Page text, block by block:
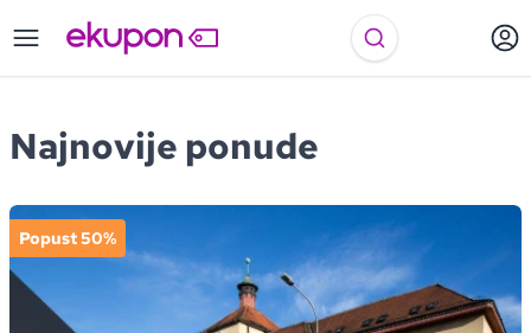
Najnovije ponude
Popust 50%